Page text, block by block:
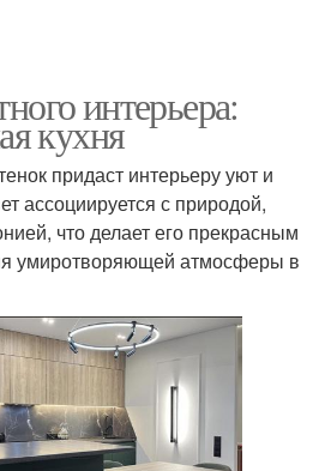
интерьера:
кухня
придаст интерьеру уют и
ассоциируется с природой,
что делает его прекрасным
умиротворяющей атмосферы в